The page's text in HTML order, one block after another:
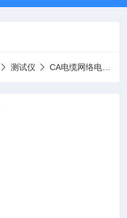
测试仪 CA电缆网络电缆长度测试仪